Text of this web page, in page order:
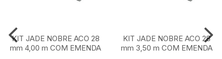
KIT JADE NOBRE ACO 28
mm 4,00 m COM EMENDA
KIT JADE NOBRE ACO 28
mm 3,50 m COM EMENDA